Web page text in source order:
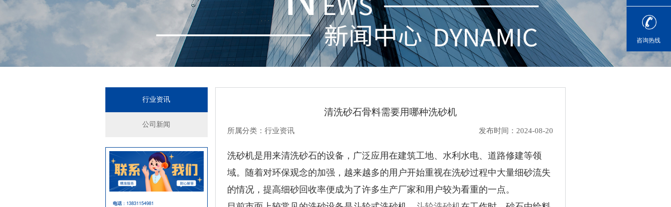
行业资讯
公司新闻
电话：13831154981
清洗砂石骨料需要用哪种洗砂机
所属分类：行业资讯 发布时间：2024-08-20
洗砂机是用来清洗砂石的设备，广泛应用在建筑工地、水利水电、道路修建等领
域。随着对环保观念的加强，越来越多的用户开始重视在洗砂过程中大量细砂流失
的情况，提高细砂回收率便成为了许多生产厂家和用户较为看重的一点。
咨询热线